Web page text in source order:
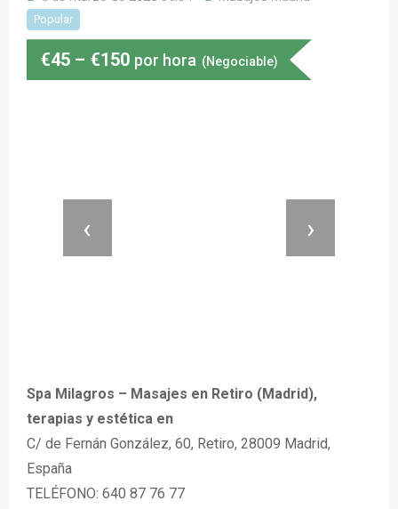
Popular
€45 – €150 por hora (Negociable)
‹ ›
Spa Milagros – Masajes en Retiro (Madrid),
terapias y estética en
C/ de Fernán González, 60, Retiro, 28009 Madrid,
España
TELÉFONO: 640 87 76 77